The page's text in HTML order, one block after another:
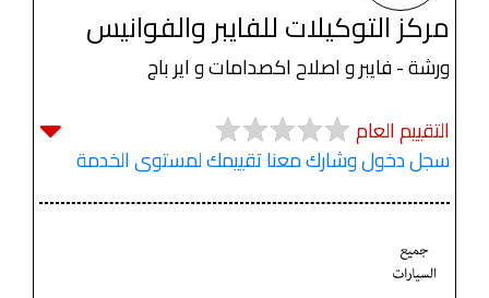
مركز التوكيلات للفايبر والفوانيس
ورشة - فايبر و اصلاح اكصدامات و اير باج
التقييم العام
سجل دخول وشارك معنا تقييمك لمستوى الخدمة